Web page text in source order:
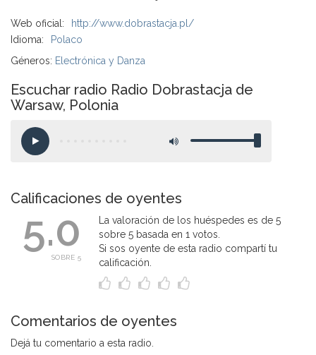
Web oficial:
http://www.dobrastacja.pl/
Idioma:
Polaco
Géneros: Electrónica y Danza
Escuchar radio Radio Dobrastacja de
Warsaw, Polonia
Calificaciones de oyentes
5.0
SOBRE 5
La valoración de los huéspedes es de 5
sobre 5 basada en 1 votos.
Si sos oyente de esta radio compartí tu
calificación.
Comentarios de oyentes
Dejá tu comentario a esta radio.